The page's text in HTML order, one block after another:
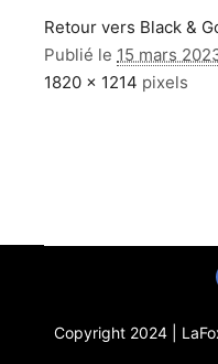
Retour vers Black &
Publié le 15 mars
1820 × 1214 pixels
Copyright 2024 |